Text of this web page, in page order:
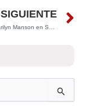
SIGUIENTE
Concierto de Marilyn Manson en San Luis Potosí trasciende a la prensa internacional